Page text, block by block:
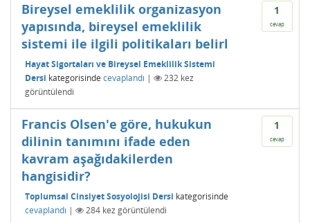
1
cevap
Bireysel emeklilik organizasyon
yapısında, bireysel emeklilik
sistemi ile ilgili politikaları belirl
Hayat Sigortaları ve Bireysel Emeklilik Sistemi
Dersi kategorisinde cevaplandı | 232 kez
görüntülendi
1
cevap
Francis Olsen'e göre, hukukun
dilinin tanımını ifade eden
kavram aşağıdakilerden
hangisidir?
Toplumsal Cinsiyet Sosyolojisi Dersi kategorisinde
cevaplandı | 284 kez görüntülendi